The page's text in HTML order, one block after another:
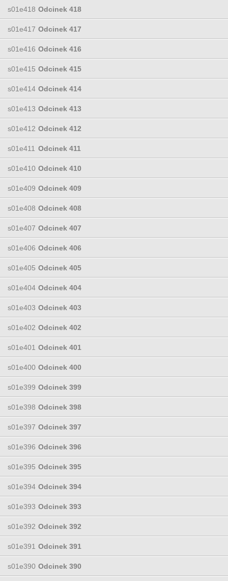
s01e418 Odcinek 418
s01e417 Odcinek 417
s01e416 Odcinek 416
s01e415 Odcinek 415
s01e414 Odcinek 414
s01e413 Odcinek 413
s01e412 Odcinek 412
s01e411 Odcinek 411
s01e410 Odcinek 410
s01e409 Odcinek 409
s01e408 Odcinek 408
s01e407 Odcinek 407
s01e406 Odcinek 406
s01e405 Odcinek 405
s01e404 Odcinek 404
s01e403 Odcinek 403
s01e402 Odcinek 402
s01e401 Odcinek 401
s01e400 Odcinek 400
s01e399 Odcinek 399
s01e398 Odcinek 398
s01e397 Odcinek 397
s01e396 Odcinek 396
s01e395 Odcinek 395
s01e394 Odcinek 394
s01e393 Odcinek 393
s01e392 Odcinek 392
s01e391 Odcinek 391
s01e390 Odcinek 390